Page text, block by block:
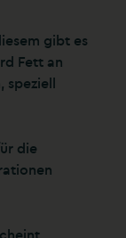
gibt es
Fett an
speziell
die